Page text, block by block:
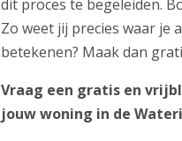
dit proces te begeleiden.
Zo weet jij precies waar je
betekenen? Maak dan
Vraag een gratis en
jouw woning in de